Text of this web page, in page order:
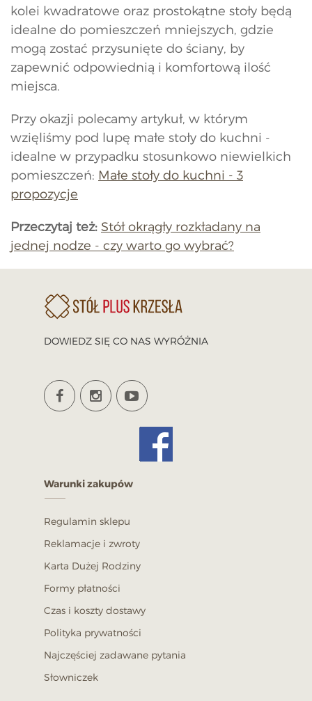
kolei kwadratowe oraz prostokątne stoły będą
idealne do pomieszczeń mniejszych, gdzie
mogą zostać przysunięte do ściany, by
zapewnić odpowiednią i komfortową ilość
miejsca.
Przy okazji polecamy artykuł, w którym
wzięliśmy pod lupę małe stoły do kuchni -
idealne w przypadku stosunkowo niewielkich
pomieszczeń: Małe stoły do kuchni - 3
propozycje
Przeczytaj też: Stół okrągły rozkładany na
jednej nodze - czy warto go wybrać?
DOWIEDZ SIĘ CO NAS WYRÓŻNIA
Warunki zakupów
Regulamin sklepu
Reklamacje i zwroty
Karta Dużej Rodziny
Formy płatności
Czas i koszty dostawy
Polityka prywatności
Najczęściej zadawane pytania
Słowniczek